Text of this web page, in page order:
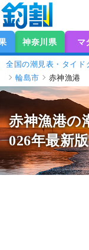
神奈川県 マ
全国の潮見表・タイド
輪島市
赤神漁港
赤神漁港の
026年最新